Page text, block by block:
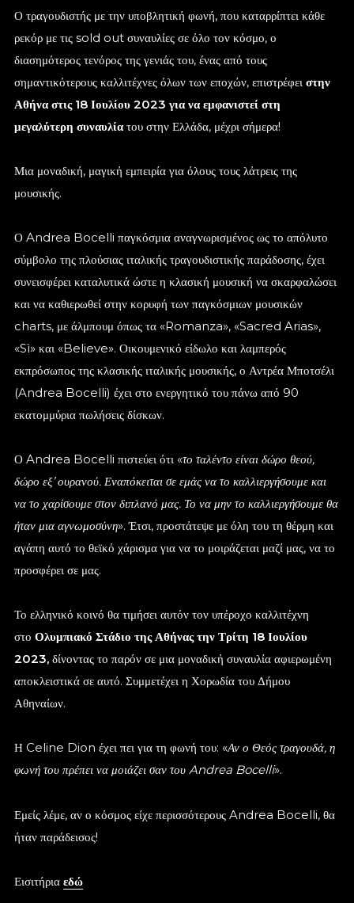
Ο τραγουδιστής με την υποβλητική φωνή, που καταρρίπτει κάθε
ρεκόρ με τις sold out συναυλίες σε όλο τον κόσμο, ο
διασημότερος τενόρος της γενιάς του, ένας από τους
σημαντικότερους καλλιτέχνες όλων των εποχών, επιστρέφει στην
Αθήνα στις 18 Ιουλίου 2023 για να εμφανιστεί στη
μεγαλύτερη συναυλίατου στην Ελλάδα, μέχρι σήμερα!
Μια μοναδική, μαγική εμπειρία για όλους τους λάτρεις της
μουσικής.
Ο Andrea Bocelli παγκόσμια αναγνωρισμένος ως το απόλυτο
σύμβολο της πλούσιας ιταλικής τραγουδιστικής παράδοσης, έχει
συνεισφέρει καταλυτικά ώστε η κλασική μουσική να σκαρφαλώσει
και να καθιερωθεί στην κορυφή των παγκόσμιων μουσικών
charts, με άλμπουμ όπως τα «Romanza», «Sacred Arias»,
«Sì» και «Believe». Οικουμενικό είδωλο και λαμπερός
εκπρόσωπος της κλασικής ιταλικής μουσικής, ο Αντρέα Μποτσέλι
(Andrea Bocelli) έχει στο ενεργητικό του πάνω από 90
εκατομμύρια πωλήσεις δίσκων.
Ο Andrea Bocelli πιστεύει ότι «το ταλέντο είναι δώρο θεού,
δώρο εξ’ ουρανού. Εναπόκειται σε εμάς να το καλλιεργήσουμε και
να το χαρίσουμε στον διπλανό μας. Το να μην το καλλιεργήσουμε θα
ήταν μια αγνωμοσύνη». Έτσι, προστάτεψε με όλη του τη θέρμη και
αγάπη αυτό το θεϊκό χάρισμα για να το μοιράζεται μαζί μας, να το
προσφέρει σε μας.
Το ελληνικό κοινό θα τιμήσει αυτόν τον υπέροχο καλλιτέχνη
στο Ολυμπιακό Στάδιο της Αθήνας την Τρίτη 18 Ιουλίου
2023, δίνοντας το παρόν σε μια μοναδική συναυλία αφιερωμένη
αποκλειστικά σε αυτό. Συμμετέχει η Χορωδία του Δήμου
Αθηναίων.
Η Celine Dion έχει πει για τη φωνή του: «Αν ο Θεός τραγουδά, η
φωνή του πρέπει να μοιάζει σαν του Andrea Bocelli».
Εμείς λέμε, αν ο κόσμος είχε περισσότερους Andrea Bocelli, θα
ήταν παράδεισος!
Εισιτήρια εδώ